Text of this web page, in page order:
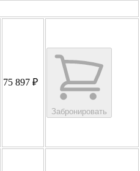
75 897 ₽
Забронировать